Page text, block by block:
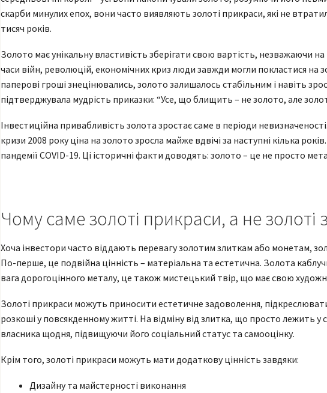
скарби минулих епох, вони часто виявляють золоті прикраси, які не
тисяч років.
Золото має унікальну властивість зберігати свою вартість, незважаючи на
часи війн, революцій, економічних криз люди завжди могли покластися на
паперові гроші знецінювались, золото залишалось стабільним і навіть
підтверджувала мудрість приказки: “Усе, що блищить – не золото, але
Інвестиційна привабливість золота зростає саме в періоди
кризи 2008 року ціна на золото зросла майже вдвічі за наступні кілька
пандемії COVID-19. Ці історичні факти доводять: золото – це не просто
Чому саме золоті прикраси, а не золоті
Хоча інвестори часто віддають перевагу золотим злиткам або монетам,
По-перше, це подвійна цінність – матеріальна та естетична. Золота
вага дорогоцінного металу, це також мистецький твір, що має свою
Золоті прикраси можуть приносити естетичне задоволення,
розкоші у повсякденному житті. На відміну від злитка, що просто лежить
власника щодня, підвищуючи його соціальний статус та самооцінку.
Крім того, золоті прикраси можуть мати додаткову цінність завдяки:
Дизайну та майстерності виконання